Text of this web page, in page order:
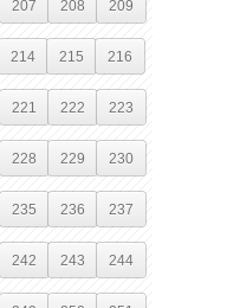
207 208 209
214 215 216
221 222 223
228 229 230
235 236 237
242 243 244